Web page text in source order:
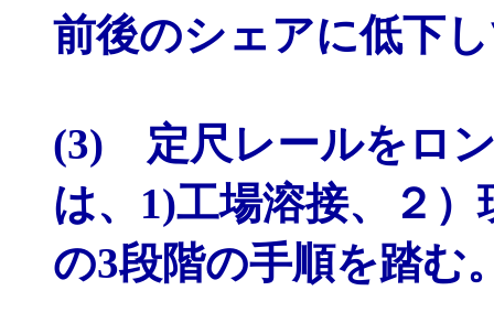
前後のシェアに低下
(3) 定尺レールをロ
は、1)工場溶接、２
の3段階の手順を踏む